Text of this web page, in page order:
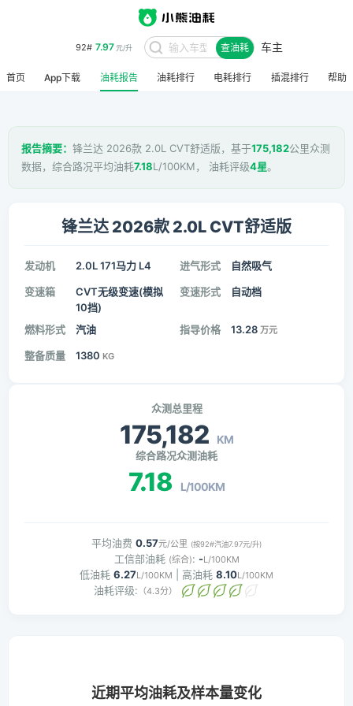
92# 7.97 元/升 查油耗 车主
首页 App下载 油耗报告 油耗排行 电耗排行 插混排行 帮助
报告摘要： 锋兰达 2026款 2.0L CVT舒适版，基于175,182公里众测
数据，综合路况平均油耗7.18L/100KM， 油耗评级4星。
锋兰达 2026款 2.0L CVT舒适版
发动机 2.0L 171马力 L4 进气形式 自然吸气
变速箱
CVT无级变速(模拟
10挡)
变速形式 自动档
燃料形式 汽油 指导价格 13.28 万元
整备质量 1380 KG
众测总里程
175,182 KM
综合路况众测油耗
7.18 L/100KM
平均油费 0.57元/公里 (按92#汽油7.97元/升)
工信部油耗 (综合): -L/100KM
低油耗 6.27L/100KM | 高油耗 8.10L/100KM
油耗评级: （4.3分）